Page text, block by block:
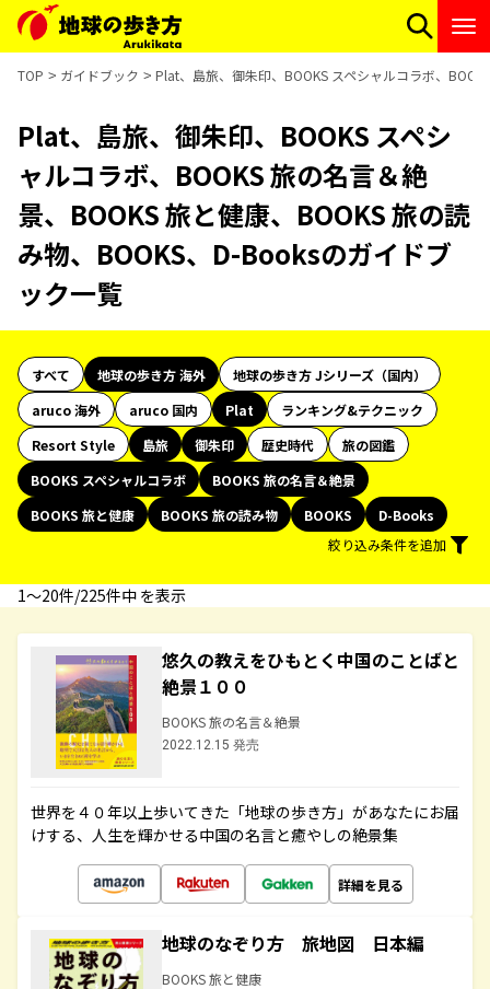
TOP ガイドブック Plat、島旅、御朱印、BOOKS スペシャルコラボ、
Plat、島旅、御朱印、BOOKS スペシ
ャルコラボ、BOOKS 旅の名言＆絶
景、BOOKS 旅と健康、BOOKS 旅の読
み物、BOOKS、D-Booksのガイドブ
ック一覧
すべて 地球の歩き方 海外
地球の歩き方 Jシリーズ（国内）
aruco 海外
aruco 国内 Plat
ランキング&テクニック
Resort Style
島旅 御朱印 歴史時代
旅の図鑑
BOOKS スペシャルコラボ
BOOKS 旅の名言＆絶景
BOOKS 旅と健康
BOOKS 旅の読み物 BOOKS
D-Books
絞り込み条件を追加
1〜20件/225件中 を表示
悠久の教えをひもとく中国のことばと
絶景１００
BOOKS 旅の名言＆絶景
2022.12.15 発売
世界を４０年以上歩いてきた「地球の歩き方」があなたにお届
けする、人生を輝かせる中国の名言と癒やしの絶景集
詳細を見る
地球のなぞり方 旅地図 日本編
BOOKS 旅と健康